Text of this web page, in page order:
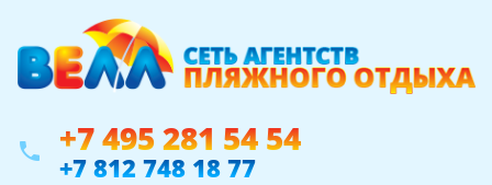
phone +7 495 281 54 54
+7 812 748 18 77